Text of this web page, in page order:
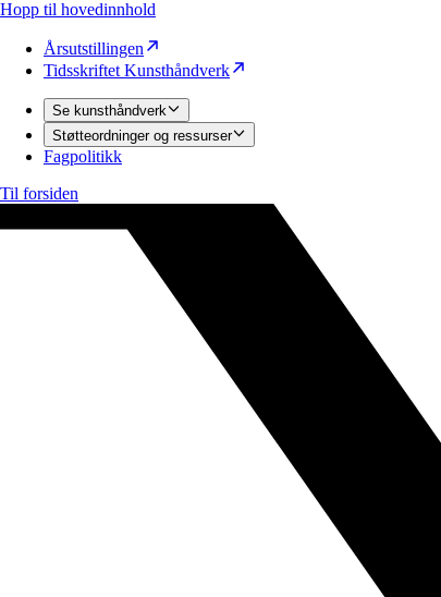
Hopp til hovedinnhold
Årsutstillingen
Tidsskriftet Kunsthåndverk
Se kunsthåndverk
Støtteordninger og ressurser
Fagpolitikk
Til forsiden